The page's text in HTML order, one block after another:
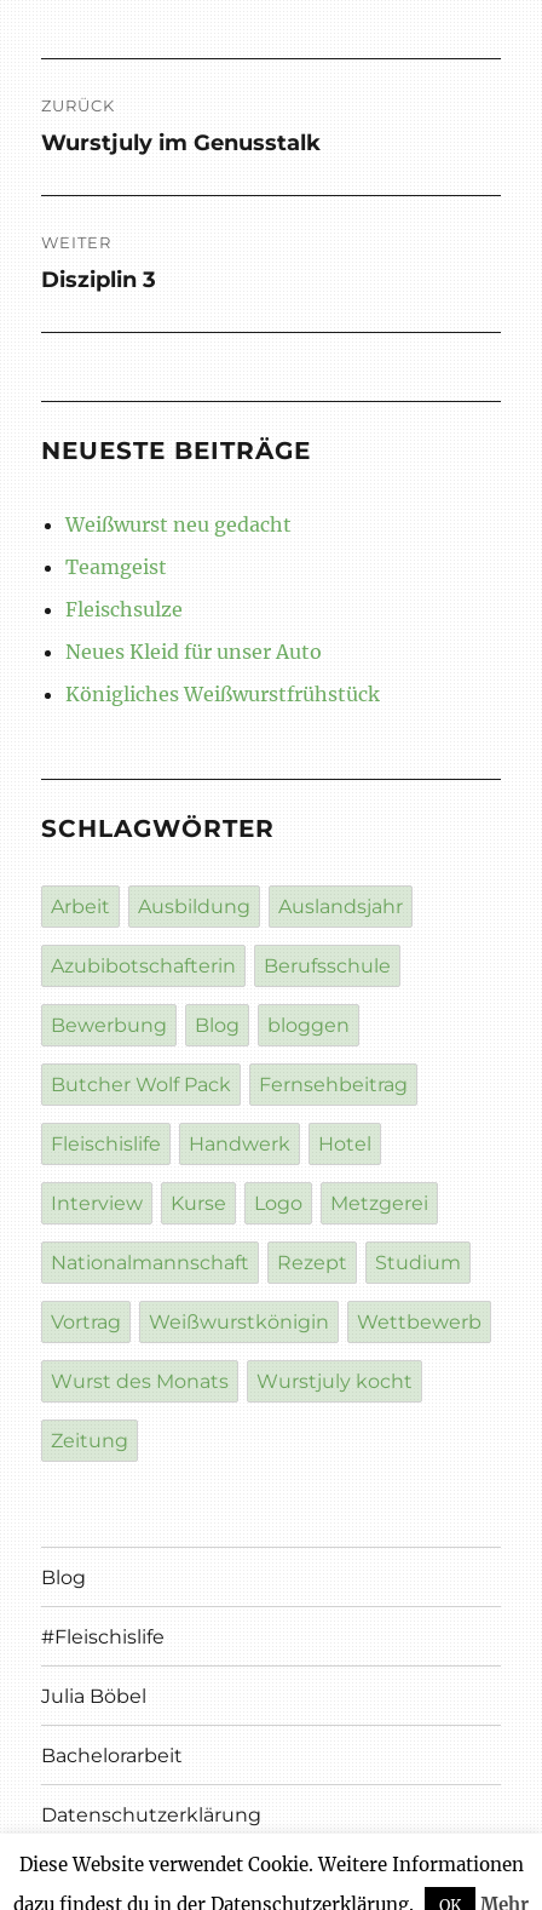
ZURÜCK
Vorheriger
Wurstjuly im Genusstalk
WEITER
Nächster
Disziplin 3
NEUESTE BEITRÄGE
Weißwurst neu gedacht
Teamgeist
Fleischsulze
Neues Kleid für unser Auto
Königliches Weißwurstfrühstück
SCHLAGWÖRTER
Arbeit Ausbildung Auslandsjahr
Azubibotschafterin Berufsschule
Bewerbung Blog bloggen
Butcher Wolf Pack Fernsehbeitrag
Fleischislife Handwerk Hotel
Interview Kurse Logo Metzgerei
Nationalmannschaft Rezept Studium
Vortrag Weißwurstkönigin Wettbewerb
Wurst des Monats Wurstjuly kocht
Zeitung
Blog
#Fleischislife
Julia Böbel
Bachelorarbeit
Datenschutzerklärung
Impressum
Diese Website verwendet Cookie. Weitere Informationen
dazu findest du in der Datenschutzerklärung.
Mehr